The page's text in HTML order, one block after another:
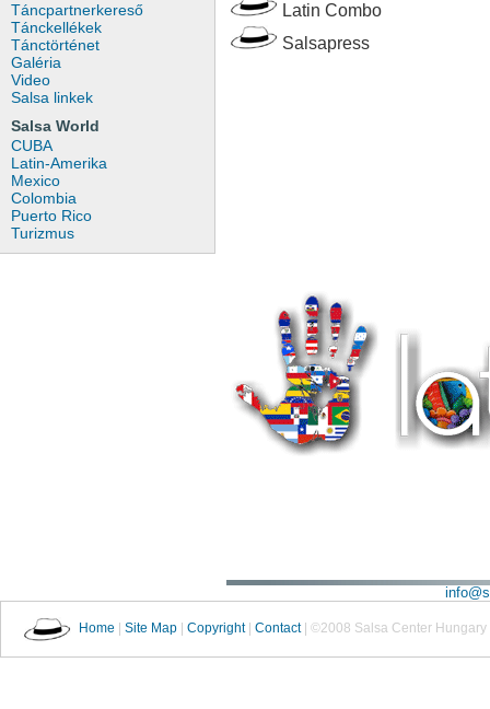
Táncpartnerkereső
Tánckellékek
Tánctörténet
Galéria
Video
Salsa linkek
Salsa World
CUBA
Latin-Amerika
Mexico
Colombia
Puerto Rico
Turizmus
Latin Combo
Salsapress
Home Site Map Copyright Contact| ©2008 Salsa Center Hungary